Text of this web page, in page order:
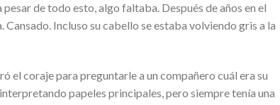
de todo esto, algo faltaba. Después de años en el
Incluso su cabello se estaba volviendo gris a la
el coraje para preguntarle a un compañero cuál era su
papeles principales, pero siempre tenía una